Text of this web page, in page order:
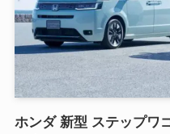
ホンダ 新型 ステップワ